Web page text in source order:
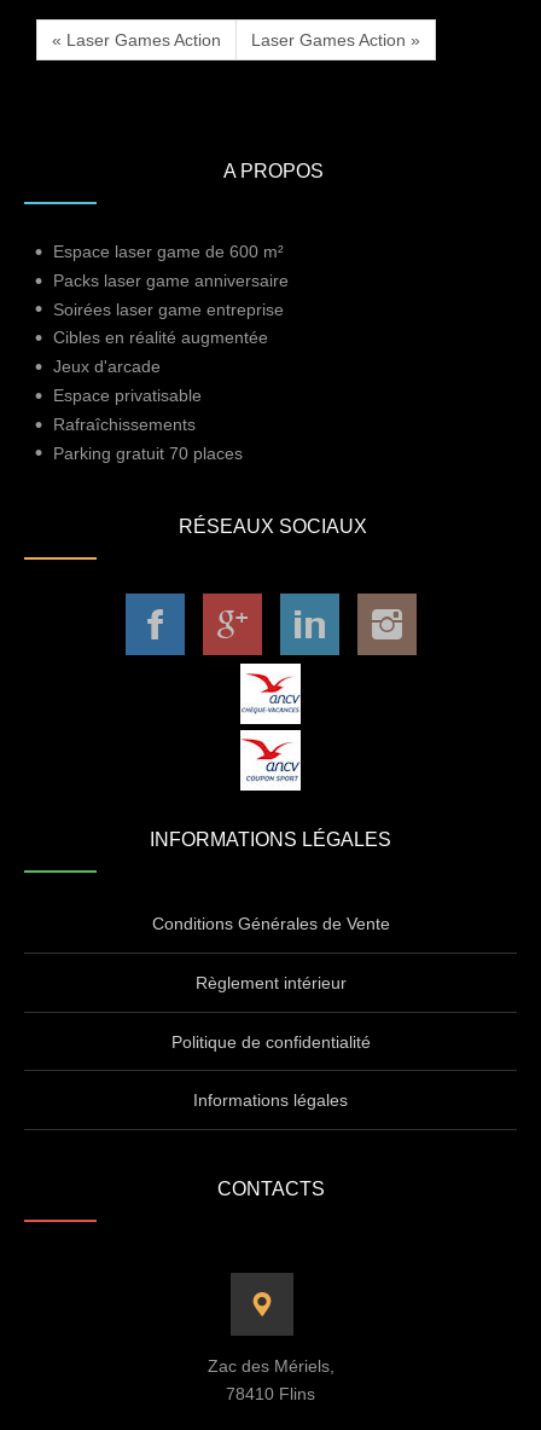
« Laser Games Action Laser Games Action »
A PROPOS
Espace laser game de 600 m²
Packs laser game anniversaire
Soirées laser game entreprise
Cibles en réalité augmentée
Jeux d'arcade
Espace privatisable
Rafraîchissements
Parking gratuit 70 places
RÉSEAUX SOCIAUX
INFORMATIONS LÉGALES
Conditions Générales de Vente
Règlement intérieur
Politique de confidentialité
Informations légales
CONTACTS
Zac des Mériels,
78410 Flins